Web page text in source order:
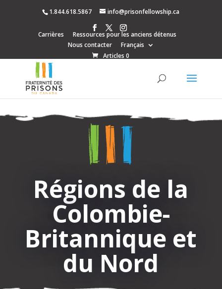
1.844.618.5867 info@prisonfellowship.ca
Carrières
Ressources pour les anciens détenus
Nous contacter
Français
Articles 0
Régions de la
Colombie-
Britannique et
du Nord